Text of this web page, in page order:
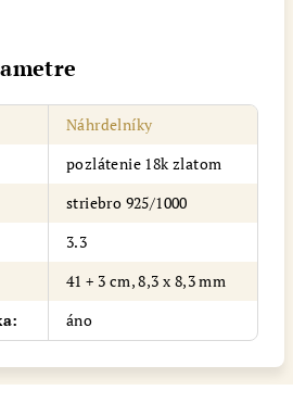
Náhrdelníky
pozlátenie 18k zlatom
striebro 925/1000
3.3
41 + 3 cm, 8,3 x 8,3 mm
: áno